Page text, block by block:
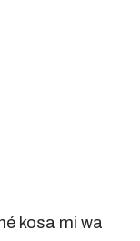
kosa mi wa